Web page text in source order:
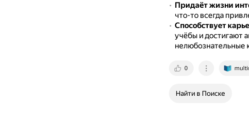
Придаёт жизни
что-то всегда
Способствует
учёбы и достигают
нелюбознательные
0
Найти в Поиске